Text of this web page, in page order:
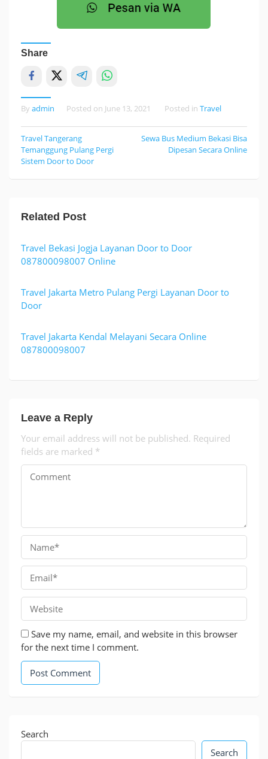
Share
By admin Posted on June 13, 2021 Posted in Travel
Post
navigation
Travel Tangerang
Temanggung Pulang Pergi
Sistem Door to Door
Sewa Bus Medium Bekasi Bisa
Dipesan Secara Online
Related Post
Travel Bekasi Jogja Layanan Door to Door
087800098007 Online
Travel Jakarta Metro Pulang Pergi Layanan Door to
Door
Travel Jakarta Kendal Melayani Secara Online
087800098007
Leave a Reply
Your email address will not be published. Required
fields are marked *
Save my name, email, and website in this browser
for the next time I comment.
Search
Search